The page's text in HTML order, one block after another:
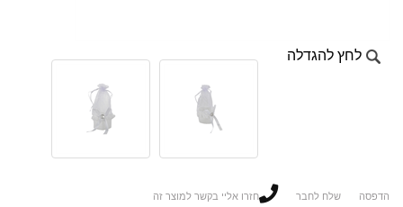
לחץ להגדלה
הדפסה שלח לחבר חזרו אליי בקשר למוצר זה